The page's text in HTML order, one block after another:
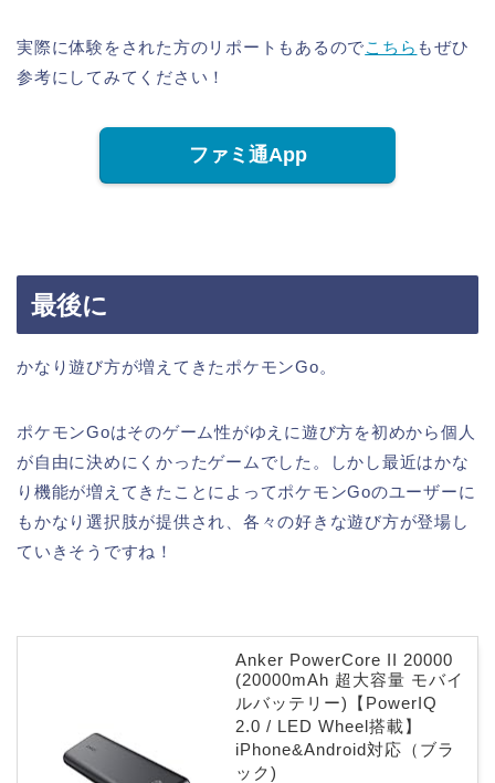
実際に体験をされた方のリポートもあるのでこちら もぜひ
参考にしてみてください！
ファミ通App
最後に
かなり遊び方が増えてきたポケモンGo。
ポケモンGoはそのゲーム性がゆえに遊び方を初めから個人
が自由に決めにくかったゲームでした。しかし最近はかな
り機能が増えてきたことによってポケモンGoのユーザーに
もかなり選択肢が提供され、各々の好きな遊び方が登場し
ていきそうですね！
Anker PowerCore II 20000
(20000mAh 超大容量 モバイ
ルバッテリー)【PowerIQ
2.0 / LED Wheel搭載】
iPhone&Android対応（ブラ
ック)